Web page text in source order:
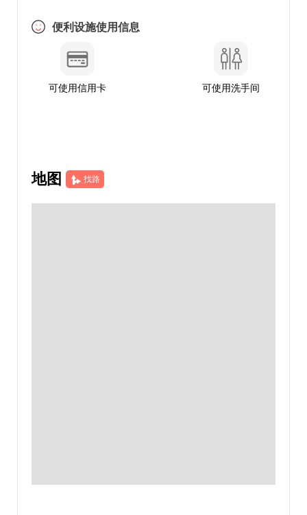
便利设施使用信息
可使用信用卡 可使用洗手间
地图 找路